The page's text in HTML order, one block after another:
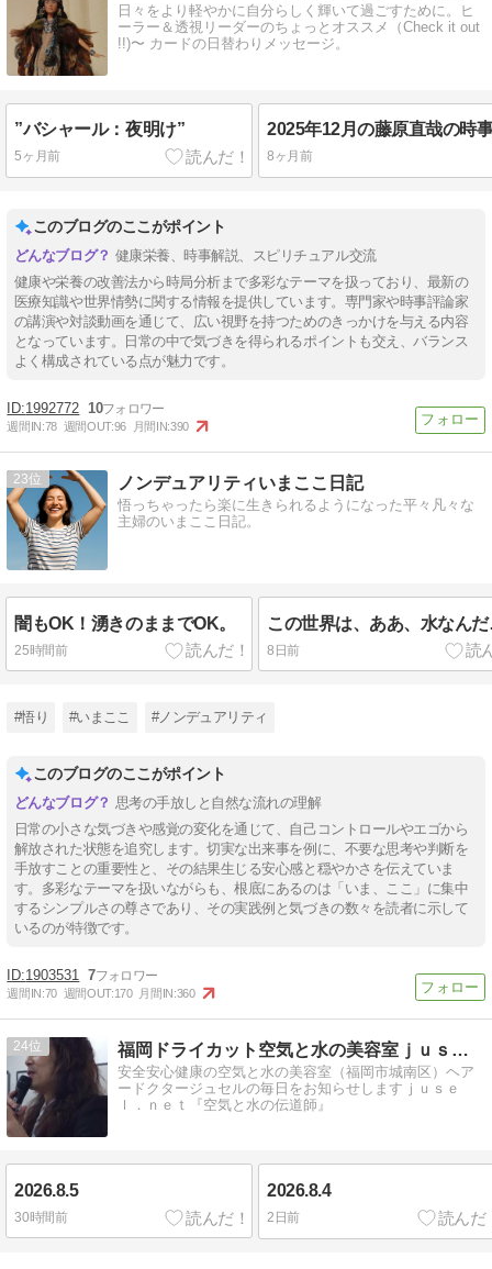
日々をより軽やかに自分らしく輝いて過ごすために。ヒ
ーラー＆透視リーダーのちょっとオススメ（Check it out
!!)〜 カードの日替わりメッセージ。
”バシャール：夜明け”
5ヶ月前 8ヶ月前
このブログのここがポイント
健康栄養、時事解説、スピリチュアル交流
健康や栄養の改善法から時局分析まで多彩なテーマを扱っており、最新の
医療知識や世界情勢に関する情報を提供しています。専門家や時事評論家
の講演や対談動画を通じて、広い視野を持つためのきっかけを与える内容
となっています。日常の中で気づきを得られるポイントも交え、バランス
よく構成されている点が魅力です。
1992772 10
週間IN:78 週間OUT:96 月間IN:390
23 ノンデュアリティいまここ日記
悟っちゃったら楽に生きられるようになった平々凡々な
主婦のいまここ日記。
闇もOK！湧きのままでOK。
25時間前
この世界は、ああ、水なん
8日前
#悟り #いまここ #ノンデュアリティ
このブログのここがポイント
思考の手放しと自然な流れの理解
日常の小さな気づきや感覚の変化を通じて、自己コントロールやエゴから
解放された状態を追究します。切実な出来事を例に、不要な思考や判断を
手放すことの重要性と、その結果生じる安心感と穏やかさを伝えていま
す。多彩なテーマを扱いながらも、根底にあるのは「いま、ここ」に集中
するシンプルさの尊さであり、その実践例と気づきの数々を読者に示して
いるのが特徴です。
1903531 7
週間IN:70 週間OUT:170 月間IN:360
24 福岡ドライカット空気と水の美容室ｊｕｓｅｌひと言日記
安全安心健康の空気と水の美容室（福岡市城南区）ヘア
ードクタージュセルの毎日をお知らせしますｊｕｓｅ
ｌ．ｎｅｔ『空気と水の伝道師』
2026.8.5
30時間前
2026.8.4
2日前